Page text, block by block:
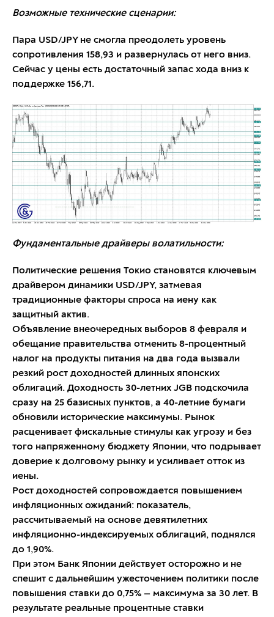
Возможные технические сценарии:
Пара USD/JPY не смогла преодолеть уровень
сопротивления 158,93 и развернулась от него вниз.
Сейчас у цены есть достаточный запас хода вниз к
поддержке 156,71.
Фундаментальные драйверы волатильности:
Политические решения Токио становятся ключевым
драйвером динамики USD/JPY, затмевая
традиционные факторы спроса на иену как
защитный актив.
Объявление внеочередных выборов 8 февраля и
обещание правительства отменить 8-процентный
налог на продукты питания на два года вызвали
резкий рост доходностей длинных японских
облигаций. Доходность 30-летних JGB подскочила
сразу на 25 базисных пунктов, а 40-летние бумаги
обновили исторические максимумы. Рынок
расценивает фискальные стимулы как угрозу и без
того напряженному бюджету Японии, что подрывает
доверие к долговому рынку и усиливает отток из
иены.
Рост доходностей сопровождается повышением
инфляционных ожиданий: показатель,
рассчитываемый на основе девятилетних
инфляционно-индексируемых облигаций, поднялся
до 1,90%.
При этом Банк Японии действует осторожно и не
спешит с дальнейшим ужесточением политики после
повышения ставки до 0,75% — максимума за 30 лет. В
результате реальные процентные ставки